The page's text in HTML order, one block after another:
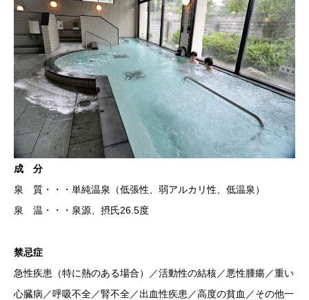
成 分
泉 質・・・単純温泉（低張性、弱アルカリ性、低温泉）
泉 温・・・泉源、摂氏26.5度
禁忌症
急性疾患（特に熱のある場合）／活動性の結核／悪性腫瘍／重い
心臓病／呼吸不全／腎不全／出血性疾患／高度の貧血／その他一